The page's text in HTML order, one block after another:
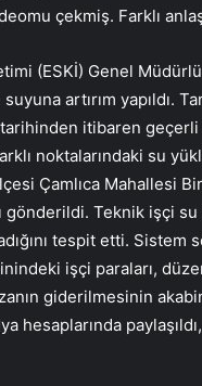
çekmiş. Farklı
(ESKİ) Genel
artırım yapıldı.
itibaren geçerli
noktalarındaki su
Çamlıca Mahallesi
gönderildi. Teknik işçi
tespit etti. Sistem
işçi paraları,
giderilmesinin
hesaplarında